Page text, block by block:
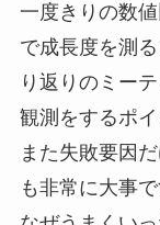
一度きりの数
で成長度を測
り返りのミー
観測をするポ
また失敗要因
も非常に大事で